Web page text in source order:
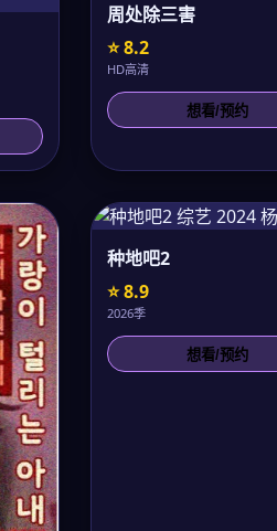
周处除三害
⭐ 8.2
HD高清
想看/预约
种地吧2
⭐ 8.9
2026季
想看/预约